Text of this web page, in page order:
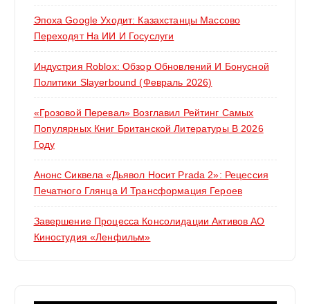
Эпоха Google Уходит: Казахстанцы Массово
Переходят На ИИ И Госуслуги
Индустрия Roblox: Обзор Обновлений И Бонусной
Политики Slayerbound (февраль 2026)
«Грозовой Перевал» Возглавил Рейтинг Самых
Популярных Книг Британской Литературы В 2026
Году
Анонс Сиквела «Дьявол Носит Prada 2»: Рецессия
Печатного Глянца И Трансформация Героев
Завершение Процесса Консолидации Активов АО
Киностудия «Ленфильм»